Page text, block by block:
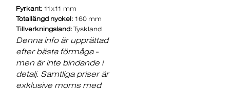
Fyrkant: 11x11 mm
Totallängd nyckel: 160 mm
Tillverkningsland: Tyskland
Denna info är upprättad
efter bästa förmåga -
men är inte bindande i
detalj. Samtliga priser är
exklusive moms med